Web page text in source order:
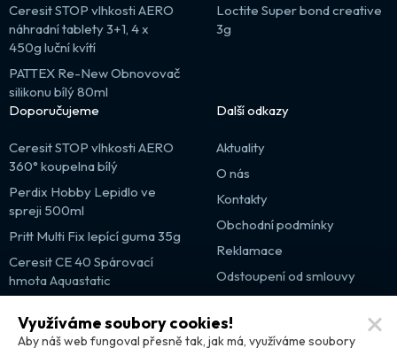
Ceresit STOP vlhkosti AERO
náhradní tablety 3+1, 4 x
450g luční kvítí
PATTEX Re-New Obnovovač
silikonu bílý 80ml
Loctite Super bond creative
3g
Doporučujeme
Ceresit STOP vlhkosti AERO
360° koupelna bílý
Perdix Hobby Lepidlo ve
spreji 500ml
Pritt Multi Fix lepící guma 35g
Ceresit CE 40 Spárovací
hmota Aquastatic
Další odkazy
Aktuality
O nás
Kontakty
Obchodní podmínky
Reklamace
Odstoupení od smlouvy
Výprodej
Partnerské weby
Využíváme soubory cookies!
Aby náš web fungoval přesně tak, jak má, využíváme soubory